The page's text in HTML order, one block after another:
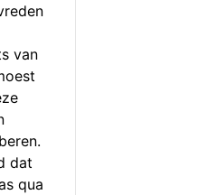
van
dat
qua